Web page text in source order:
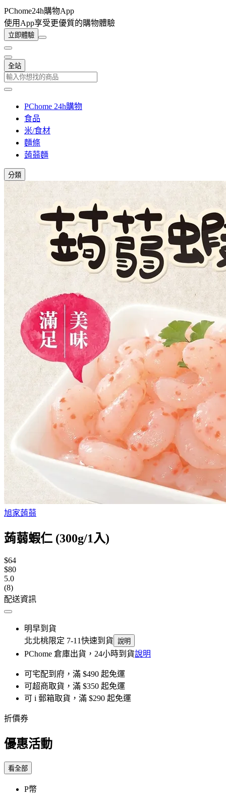
PChome24h購物App
使用App享受更優質的購物體驗
立即體驗
全站
PChome 24h購物
食品
米/食材
麵條
蒟蒻麵
分類
旭家蒟蒻
蒟蒻蝦仁 (300g/1入)
$64
$80
5.0
(8)
配送資訊
明早到貨
北北桃限定 7-11快速到貨 說明
PChome 倉庫出貨，24小時到貨說明
可宅配到府，滿 $490 起免運
可超商取貨，滿 $350 起免運
可 i 郵箱取貨，滿 $290 起免運
折價券
優惠活動
看全部
P幣